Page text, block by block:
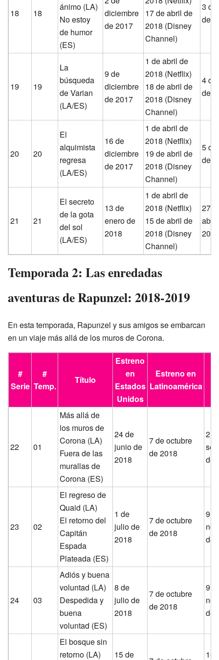
18 18
ánimo (LA)
No estoy
de humor
(ES)
diciembre
de 2017
17 de abril de
2018 (Disney
Channel)
3
de
19 19
La
búsqueda
de Varian
(LA/ES)
9 de
diciembre
de 2017
1 de abril de
2018 (Netflix)
18 de abril de
2018 (Disney
Channel)
4
de
20 20
El
alquimista
regresa
(LA/ES)
16 de
diciembre
de 2017
1 de abril de
2018 (Netflix)
19 de abril de
2018 (Disney
Channel)
5
de
21 21
El secreto
de la gota
del sol
(LA/ES)
13 de
enero de
2018
1 de abril de
2018 (Netflix)
15 de abril de
2018 (Disney
Channel)
27
abril
Temporada 2: Las enredadas
aventuras de Rapunzel: 2018-2019
En esta temporada, Rapunzel y sus amigos se embarcan
en un viaje más allá de los muros de Corona.
#
Serie
#
Temp.
Título
Estreno
en
Estados
Unidos
Estreno en
Latinoamérica
22 01
Más allá de
los muros de
Corona (LA)
Fuera de las
murallas de
Corona (ES)
24 de
junio de
2018
7 de octubre
de 2018
21
de
23 02
El regreso de
Quaid (LA)
El retorno del
Capitán
Espada
Plateada (ES)
1 de
julio de
2018
7 de octubre
de 2018
9
de
24 03
Adiós y buena
voluntad (LA)
Despedida y
buena
voluntad (ES)
8 de
julio de
2018
7 de octubre
de 2018
9
de
El bosque sin
retorno (LA)
15 de 16